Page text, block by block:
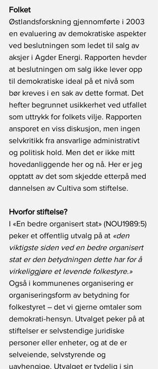
Folket
Østlandsforskning gjennomførte i 2003
en evaluering av demokratiske aspekter
ved beslutningen som ledet til salg av
aksjer i Agder Energi. Rapporten hevder
at beslutningen om salg ikke lever opp
til demokratiske ideal på et nivå som
bør kreves i en sak av dette format. Det
hefter begrunnet usikkerhet ved utfallet
som uttrykk for folkets vilje. Rapporten
ansporet en viss diskusjon, men ingen
selvkritikk fra ansvarlige administrativt
og politisk hold. Men det er ikke mitt
hovedanliggende her og nå. Her er jeg
opptatt av det som skjedde etterpå med
dannelsen av Cultiva som stiftelse.
Hvorfor stiftelse?
I «En bedre organisert stat» (NOU1989:5)
peker et offentlig utvalg på at «den
viktigste siden ved en bedre organisert
stat er den betydningen dette har for å
virkeliggjøre et levende folkestyre.»
Også i kommunenes organisering er
organiseringsform av betydning for
folkestyret – det vi gjerne omtaler som
demokrati-hensyn. Utvalget peker på at
stiftelser er selvstendige juridiske
personer eller enheter, og at de er
selveiende, selvstyrende og
uavhengige. Utvalget er tydelig i sin